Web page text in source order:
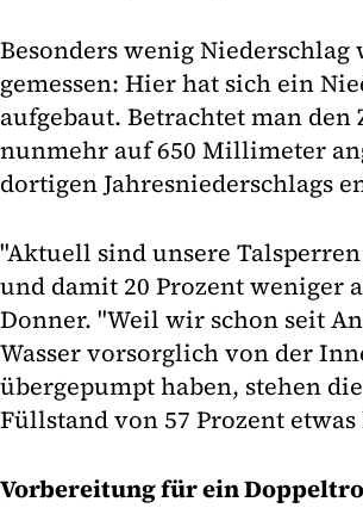
Besonders wenig
gemessen: Hier hat sich ein
aufgebaut. Betrachtet man
nunmehr auf 650 Millimeter
dortigen Jahresniederschlags
"Aktuell sind unsere
und damit 20 Prozent weniger
Donner. "Weil wir schon seit
Wasser vorsorglich von der
übergepumpt haben, stehen
Füllstand von 57 Prozent etwas
Vorbereitung für ein